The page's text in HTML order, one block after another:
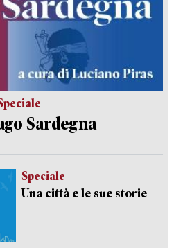
Sardegna
Speciale
Una città e le sue storie